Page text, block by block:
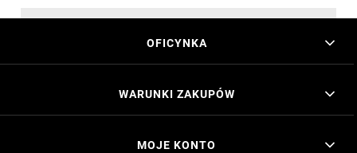
OFICYNKA
WARUNKI ZAKUPÓW
MOJE KONTO